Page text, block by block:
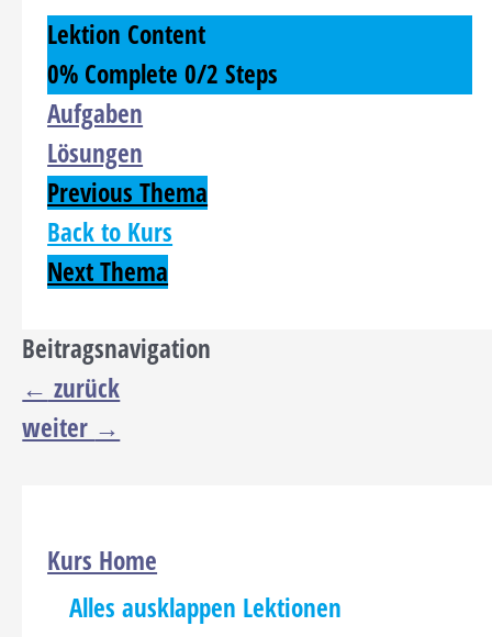
Kurs Home
Alles ausklappen Lektionen
Lektion Content
0% Complete0/2 Steps
Aufgaben
Lösungen
Previous Thema
Back to Kurs
Next Thema
Beitragsnavigation
← zurück
weiter →